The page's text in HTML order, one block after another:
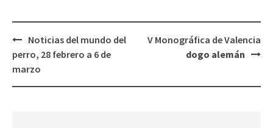
Navegación
de
entradas
Noticias del mundo del
perro, 28 febrero a 6 de
marzo
V Monográfica de Valencia
dogo alemán